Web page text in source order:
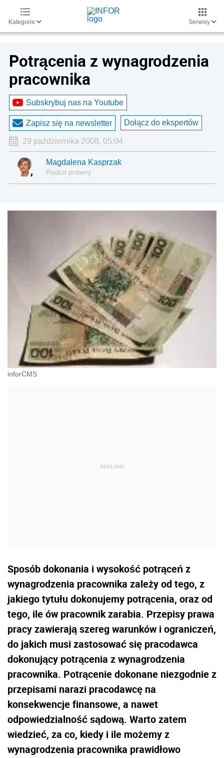
Kategorie Serwisy
Potrącenia z wynagrodzenia
pracownika
Subskrybuj nas na Youtube
Zapisz się na newsletter Dołącz do ekspertów
29 października 2008, 05:04
Magdalena Kasprzak
Radca prawny
inforCMS
Sposób dokonania i wysokość potrąceń z
wynagrodzenia pracownika zależy od tego, z
jakiego tytułu dokonujemy potrącenia, oraz od
tego, ile ów pracownik zarabia. Przepisy prawa
pracy zawierają szereg warunków i ograniczeń,
do jakich musi zastosować się pracodawca
dokonujący potrącenia z wynagrodzenia
pracownika. Potrącenie dokonane niezgodnie z
przepisami narazi pracodawcę na
konsekwencje finansowe, a nawet
odpowiedzialność sądową. Warto zatem
wiedzieć, za co, kiedy i ile możemy z
wynagrodzenia pracownika prawidłowo